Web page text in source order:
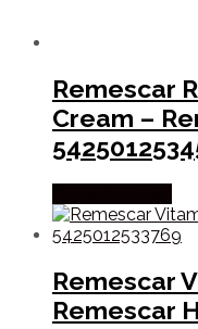
Remescar
Cream –
Remescar
Remescar